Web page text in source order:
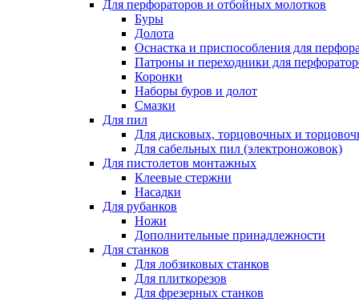
Для перфораторов и отбойных молотков
Буры
Долота
Оснастка и приспособления для
Патроны и переходники для
Коронки
Наборы буров и долот
Смазки
Для пил
Для дисковых, торцовочных и
Для сабельных пил (электроножовок)
Для пистолетов монтажных
Клеевые стержни
Насадки
Для рубанков
Ножи
Дополнительные принадлежности
Для станков
Для лобзиковых станков
Для плиткорезов
Для фрезерных станков